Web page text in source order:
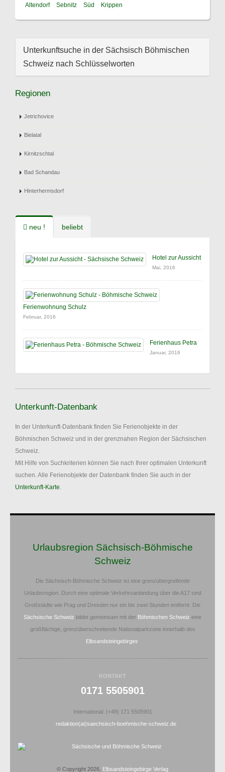
Altendorf
Sebnitz Süd Krippen
Unterkunftsuche in der Sächsisch Böhmischen
Schweiz nach Schlüsselworten
Regionen
Jetrichovice
Bielatal
Kirnitzschtal
Bad Schandau
Hinterhermsdorf
neu ! beliebt
Hotel zur Aussicht
Mai, 2016
Ferienwohnung Schulz
Februar, 2016
Ferienhaus Petra
Januar, 2016
Unterkunft-Datenbank
In der Unterkunft-Datenbank finden Sie Ferienobjekte in der
Böhmischen Schweiz und in der grenznahen Region der Sächsischen
Schweiz.
Mit Hilfe von Suchkriterien können Sie nach Ihrer optimalen Unterkunft
suchen. Alle Ferienobjekte der Datenbank finden Sie auch in der
Unterkunft-Karte.
Urlaubsregion Sächsisch-Böhmische
Schweiz
Die Sächsisch-Böhmische Schweiz ist eine grenzübergreifende
Urlaubsregion. Durch eine optimale Verkehrsanbindung über die A17 sind
Großstädte wie Prag und Dresden nur ein bis zwei Stunden entfernt. Die
Sächsische Schweiz bildet gemeinsam mit der Böhmischen Schweiz eine
großflächige, grenzüberschreitende Nationalparkzone innerhalb des
Elbsandsteingebirges
KONTAKT
0171 5505901
International: (+49) 171 5505901
redaktion(at)saechsisch-boehmische-schweiz.de
© Copyright 2026, Elbsandsteingebirge Verlag